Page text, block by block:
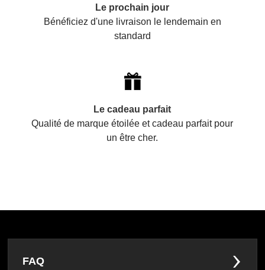
Le prochain jour
Bénéficiez d'une livraison le lendemain en
standard
Le cadeau parfait
Qualité de marque étoilée et cadeau parfait pour
un être cher.
FAQ